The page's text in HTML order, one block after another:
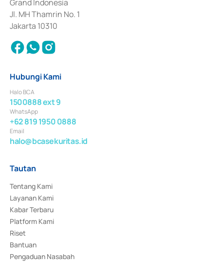
Grand Indonesia
Jl. MH Thamrin No. 1
Jakarta 10310
Hubungi Kami
Halo BCA
1500888 ext 9
WhatsApp
+62 819 1950 0888
Email
halo@bcasekuritas.id
Tautan
Tentang Kami
Layanan Kami
Kabar Terbaru
Platform Kami
Riset
Bantuan
Pengaduan Nasabah